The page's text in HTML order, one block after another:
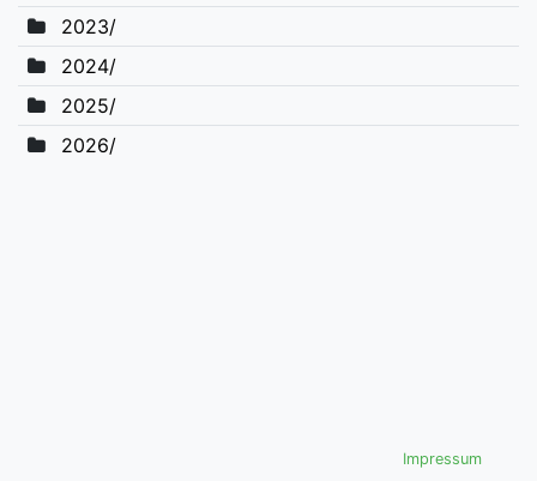
2023/
2024/
2025/
2026/
Impressum